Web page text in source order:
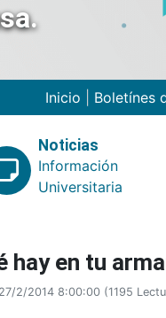
Inicio Boletínes
Noticias
Información
Universitaria
hay en tu
2/2014 8:00:00 (1195